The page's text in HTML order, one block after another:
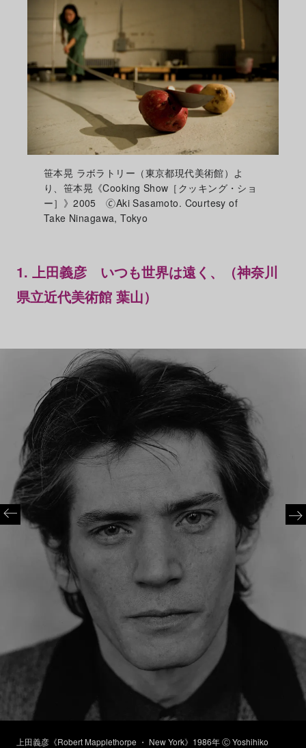
笹本晃 ラボラトリー（東京都現代美術館）よ
り、笹本晃《Cooking Show［クッキング・ショ
ー］》2005 🄫Aki Sasamoto. Courtesy of
Take Ninagawa, Tokyo
1. 上田義彦 いつも世界は遠く、（神奈川
県立近代美術館 葉山）
上田義彦《Robert Mapplethorpe ・ New York》1986年 Ⓒ Yoshihiko